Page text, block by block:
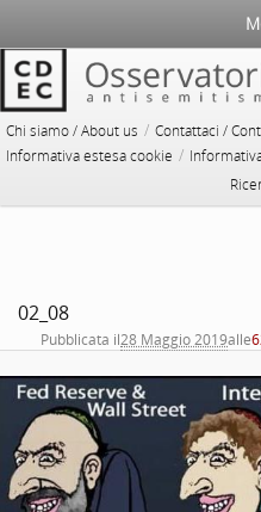
Chi siamo / About us / Contattaci /
Informativa estesa cookie /
02_08
Pubblicata il28 Maggio 2019alle